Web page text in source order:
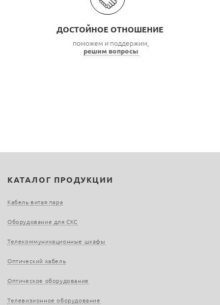
ДОСТОЙНОЕ ОТНОШЕНИЕ
поможем и поддержим,
решим вопросы
КАТАЛОГ ПРОДУКЦИИ
Кабель витая пара
Оборудование для СКС
Телекоммуникационные шкафы
Оптический кабель
Оптическое оборудование
Телевизионное оборудование